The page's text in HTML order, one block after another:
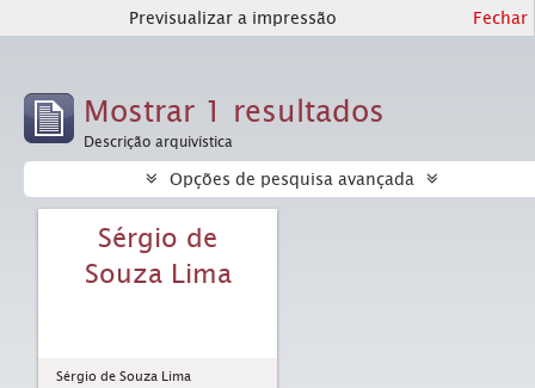
Previsualizar a impressão Fechar
Mostrar 1 resultados
Descrição arquivística
Opções de pesquisa avançada
Sérgio de
Souza Lima
Sérgio de Souza Lima